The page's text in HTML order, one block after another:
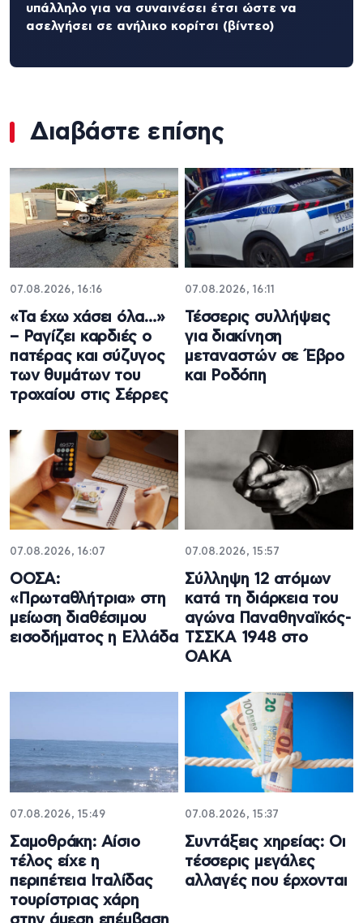
υπάλληλο για να συναινέσει έτσι ώστε να
ασελγήσει σε ανήλικο κορίτσι (βίντεο)
Διαβάστε επίσης
07.08.2026, 16:16
«Τα έχω χάσει όλα…»
– Ραγίζει καρδιές ο
πατέρας και σύζυγος
των θυμάτων του
τροχαίου στις Σέρρες
07.08.2026, 16:11
Τέσσερις συλλήψεις
για διακίνηση
μεταναστών σε Έβρο
και Ροδόπη
07.08.2026, 16:07
ΟΟΣΑ:
«Πρωταθλήτρια» στη
μείωση διαθέσιμου
εισοδήματος η Ελλάδα
07.08.2026, 15:57
Σύλληψη 12 ατόμων
κατά τη διάρκεια του
αγώνα Παναθηναϊκός-
ΤΣΣΚΑ 1948 στο
ΟΑΚΑ
07.08.2026, 15:49
Σαμοθράκη: Αίσιο
τέλος είχε η
περιπέτεια Ιταλίδας
τουρίστριας χάρη
07.08.2026, 15:37
Συντάξεις χηρείας: Οι
τέσσερις μεγάλες
αλλαγές που έρχονται